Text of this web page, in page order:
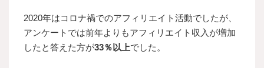
2020年はコロナ禍でのアフィリエイト活動でしたが、
アンケートでは前年よりもアフィリエイト収入が増加
したと答えた方が33％以上でした。